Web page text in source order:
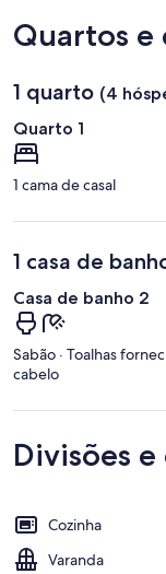
Quartos e
1 quarto (4
Quarto 1
1 cama de casal
1 casa de
Casa de banho 2
Sabão · Toalhas
cabelo
Divisões
Cozinha
Varanda